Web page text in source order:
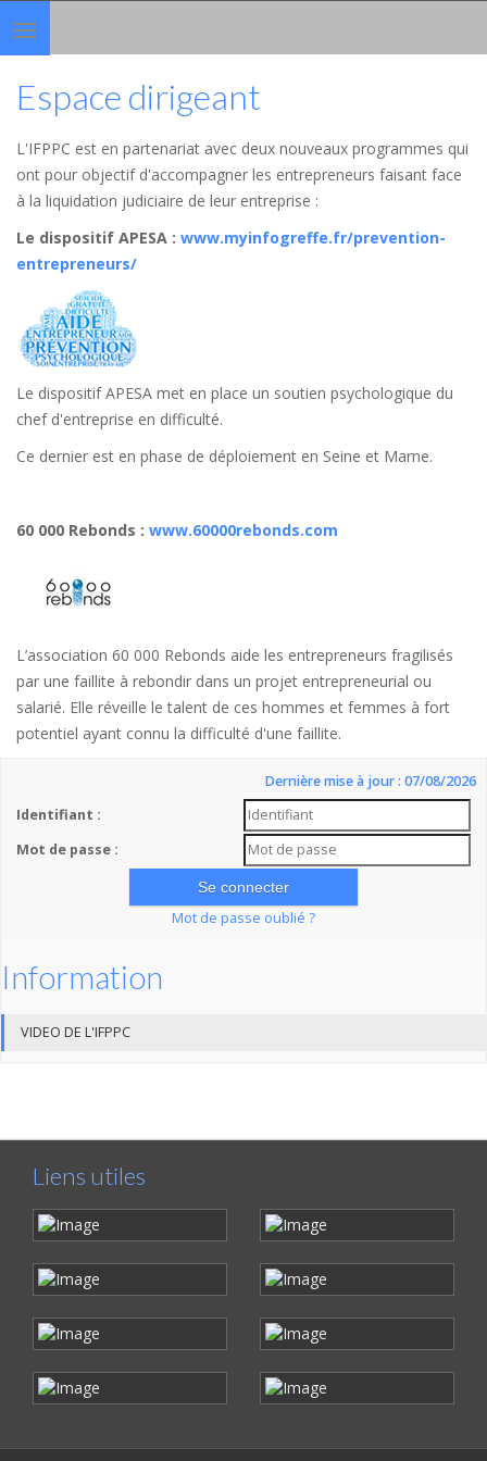
Toggle
navigation
Espace dirigeant
L'IFPPC est en partenariat avec deux nouveaux programmes qui
ont pour objectif d'accompagner les entrepreneurs faisant face
à la liquidation judiciaire de leur entreprise :
Le dispositif APESA : www.myinfogreffe.fr/prevention-
entrepreneurs/
Le dispositif APESA met en place un soutien psychologique du
chef d'entreprise en difficulté.
Ce dernier est en phase de déploiement en Seine et Marne.
60 000 Rebonds : www.60000rebonds.com
L’association 60 000 Rebonds aide les entrepreneurs fragilisés
par une faillite à rebondir dans un projet entrepreneurial ou
salarié. Elle réveille le talent de ces hommes et femmes à fort
potentiel ayant connu la difficulté d'une faillite.
Dernière mise à jour : 07/08/2026
Identifiant :
Mot de passe :
Mot de passe oublié ?
Information
VIDEO DE L'IFPPC
Liens utiles